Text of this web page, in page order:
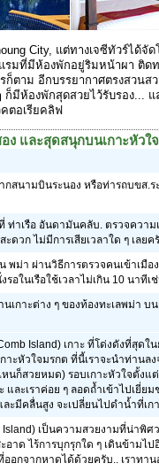
City, แต่ทางเจซีทัวร์ได้จั
มที่มีห้องพักอยู่ริมหน้าผา ติดท
ตาม อีกบรรยากาศตรงสวนส
ห้องพักสุดสวยไว้รับรอง... แ
ตอเรียคลิฟ
ง และสุดสนุกบนเกาะหัวใ
สนามบินระนอง หรือท่ารถบขส.
ท่าเรือ อันดามันคลับ. ตรวจความ
วก ไม่มีการเสียเวลาใด ๆ เลยครั
น พม่า ผ่านวิธีการตรวจคนเข้าเมื
อในเรือใช้เวลาไม่เกิน 10 นาทีเ
นเกาะต่าง ๆ ของท้องทะเลพม่า
Island) เกาะ ที่โด่งดังที่สุด
ะหัวใจมรกต ที่นี้เราจะนำท่านล
นก็สวยหมด) รอบเกาะหัวใจตั้งแ
และเราค่อย ๆ ลอดถ้ำเข้าไปเยี่ย
ะมีคลื่นสูง จะเปลี่ยนไปดำน้ำที่เก
Island) เป็นความสวยงามที่น่าพิ
าด ไร้การบุกรุกใด ๆ เดินข้ามไ
อกจากหาดได้ด้วยครับ.. เราทา